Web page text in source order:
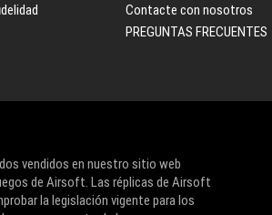
Contacte con nosotros
PREGUNTAS FRECUENTES
vendidos en nuestro sitio web
de Airsoft. Las réplicas de Airsoft
la legislación vigente para los